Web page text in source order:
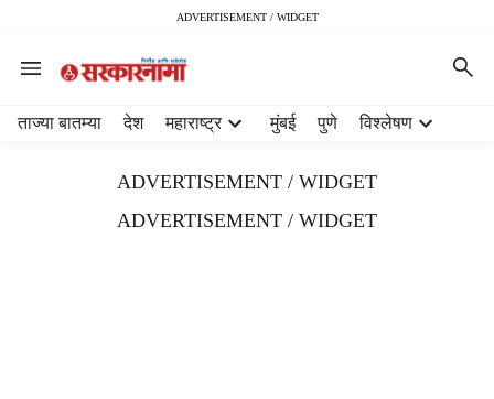
ADVERTISEMENT / WIDGET
ताज्या बातम्या देश महाराष्ट्र मुंबई पुणे विश्लेषण
ADVERTISEMENT / WIDGET
ADVERTISEMENT / WIDGET